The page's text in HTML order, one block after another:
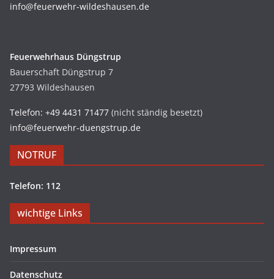
info@feuerwehr-wildeshausen.de
Feuerwehrhaus Düngstrup
Bauerschaft Düngstrup 7
27793 Wildeshausen
Telefon: +49 4431 71477 (nicht ständig besetzt)
info@feuerwehr-duengstrup.de
NOTRUF
Telefon: 112
wichtige Links
Impressum
Datenschutz